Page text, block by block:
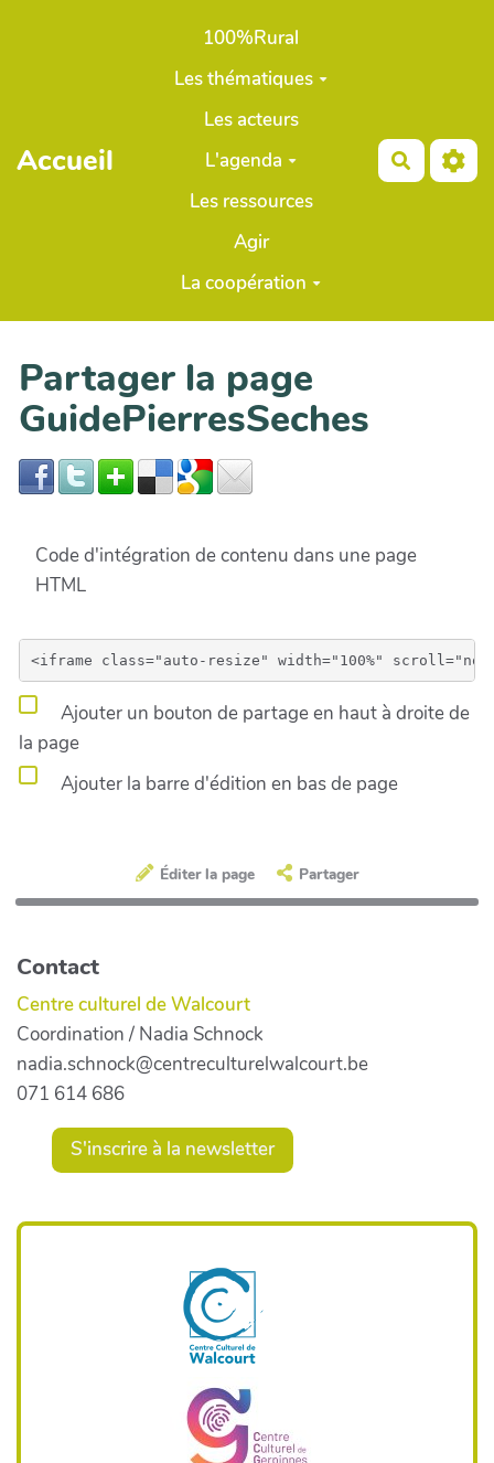
Aller au contenu principal
Accueil
100%Rural
Les thématiques
Les acteurs
L'agenda
Les ressources
Agir
La coopération
Partager la page
GuidePierresSeches
Code d'intégration de contenu dans une page
HTML
Ajouter un bouton de partage en haut à droite de
la page
Ajouter la barre d'édition en bas de page
Éditer la page Partager
Contact
Centre culturel de Walcourt
Coordination / Nadia Schnock
nadia.schnock@centreculturelwalcourt.be
071 614 686
S'inscrire à la newsletter